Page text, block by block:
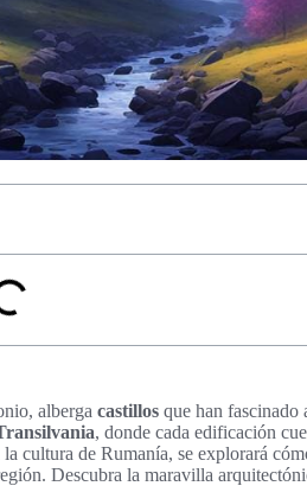
alberga castillos que han fascinado
, donde cada edificación
cultura de Rumanía, se explorará
Descubra la maravilla